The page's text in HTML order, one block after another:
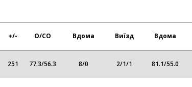
+/- О/СО Вдома Виїзд Вдома
251 77.3/56.3 8/0 2/1/1 81.1/55.0